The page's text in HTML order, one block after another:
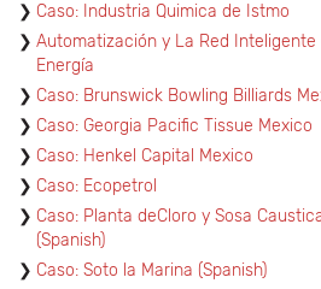
Caso: Industria Quimica de Istmo
Automatización y La Red Inteligente
Energía
Caso: Brunswick Bowling Billiards
Caso: Georgia Pacific Tissue Mexico
Caso: Henkel Capital Mexico
Caso: Ecopetrol
Caso: Planta deCloro y Sosa
(Spanish)
Caso: Soto la Marina (Spanish)